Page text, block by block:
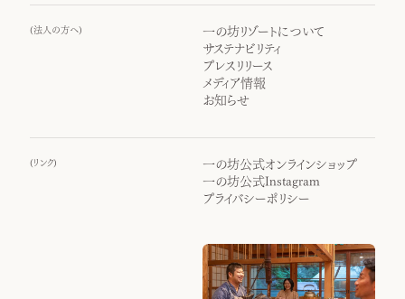
(法人の方へ)
一の坊リゾートについて
サステナビリティ
プレスリリース
メディア情報
お知らせ
( リンク)
一の坊公式オンラインショップ
一の坊公式Instagram
プライバシーポリシー